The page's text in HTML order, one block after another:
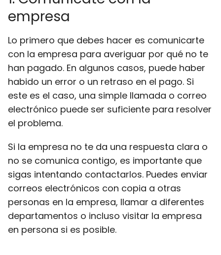
empresa
Lo primero que debes hacer es comunicarte
con la empresa para averiguar por qué no te
han pagado. En algunos casos, puede haber
habido un error o un retraso en el pago. Si
este es el caso, una simple llamada o correo
electrónico puede ser suficiente para resolver
el problema.
Si la empresa no te da una respuesta clara o
no se comunica contigo, es importante que
sigas intentando contactarlos. Puedes enviar
correos electrónicos con copia a otras
personas en la empresa, llamar a diferentes
departamentos o incluso visitar la empresa
en persona si es posible.